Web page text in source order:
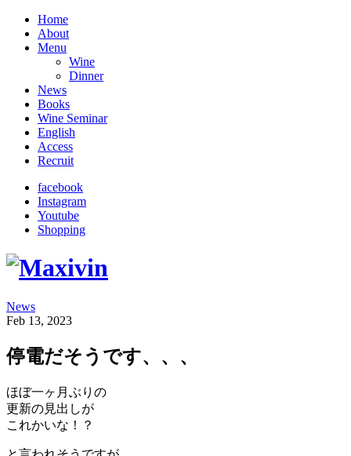
Home
About
Menu
Wine
Dinner
News
Books
Wine Seminar
English
Access
Recruit
facebook
Instagram
Youtube
Shopping
News
Feb 13, 2023
停電だそうです、、、
ほぼ一ヶ月ぶりの
更新の見出しが
これかいな！？